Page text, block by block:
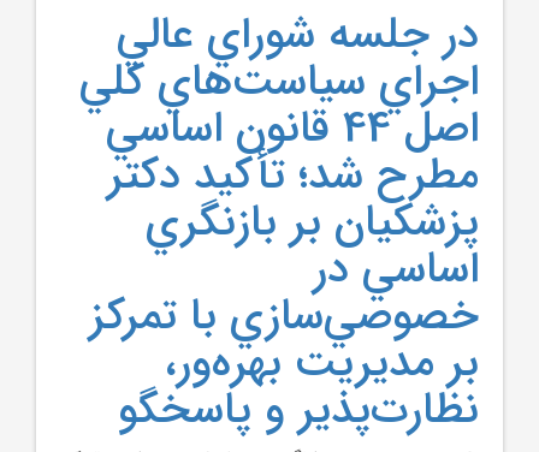
در جلسه شوراي عالي
اجراي سياست‌هاي کلي
اصل 44 قانون اساسي
مطرح شد؛ تأکيد دکتر
پزشکيان بر بازنگري
اساسي در
خصوصي‌سازي با تمرکز
بر مديريت بهره‌ور،
نظارت‌پذير و پاسخگو